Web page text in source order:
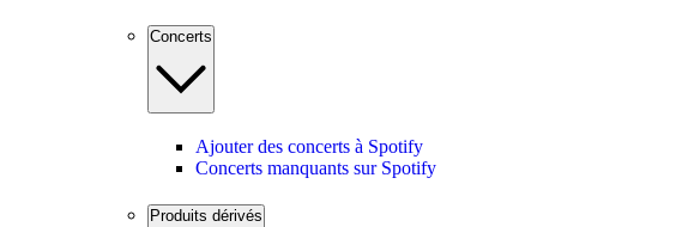
Concerts
Ajouter des concerts à Spotify
Concerts manquants sur Spotify
Produits dérivés